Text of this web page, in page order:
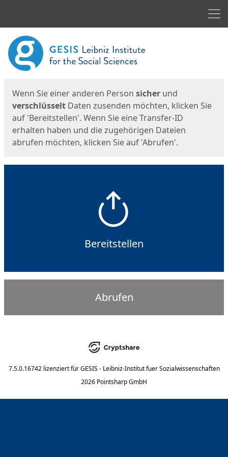
Start
Wenn Sie einer anderen Person sicher und
verschlüsselt Daten zusenden möchten, klicken Sie
auf 'Bereitstellen'. Wenn Sie eine Transfer-ID
erhalten haben und die zugehörigen Dateien
abrufen möchten, klicken Sie auf 'Abrufen'.
Bereitstellen
Abrufen
7.5.0.16742 lizenziert für GESIS - Leibniz-Institut fuer Sozialwissenschaften
2026 Pointsharp GmbH